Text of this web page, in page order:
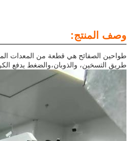
وصف المنتج:
طواحين الصفائح هي قطعة من المعدات
طريق التسخين، والذوبان،والضغط يدفع